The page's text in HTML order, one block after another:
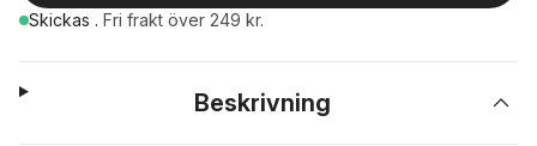
Skickas . Fri frakt över 249 kr.
Beskrivning